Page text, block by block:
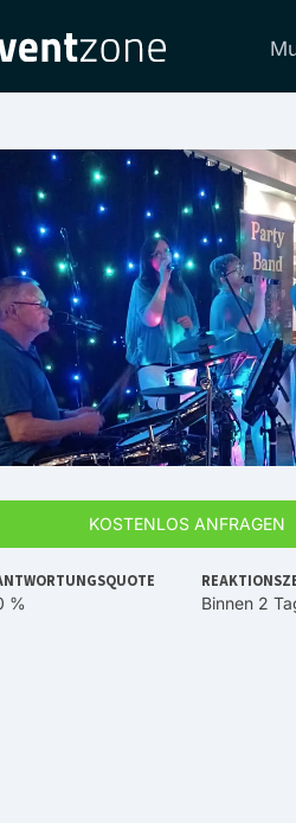
KOSTENLOS ANFRAGEN
% Binnen 2